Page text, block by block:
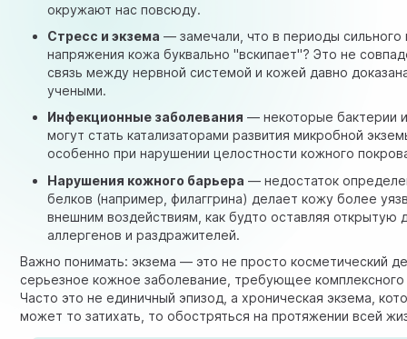
окружают нас повсюду.
Стресс и экзема — замечали, что в периоды сильного
напряжения кожа буквально "вскипает"? Это не
связь между нервной системой и кожей давно
учеными.
Инфекционные заболевания — некоторые бактерии
могут стать катализаторами развития микробной
особенно при нарушении целостности кожного
Нарушения кожного барьера — недостаток
белков (например, филаггрина) делает кожу более
внешним воздействиям, как будто оставляя открытую
аллергенов и раздражителей.
Важно понимать: экзема — это не просто косметический
серьезное кожное заболевание, требующее
Часто это не единичный эпизод, а хроническая экзема,
может то затихать, то обостряться на протяжении всей